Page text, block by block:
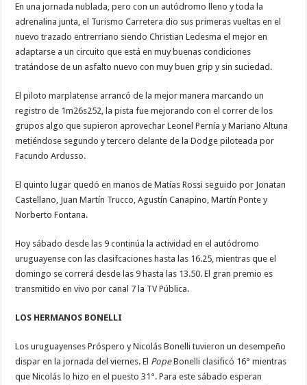
En una jornada nublada, pero con un autódromo lleno y toda la
adrenalina junta, el Turismo Carretera dio sus primeras vueltas en el
nuevo trazado entrerriano siendo Christian Ledesma el mejor en
adaptarse a un circuito que está en muy buenas condiciones
tratándose de un asfalto nuevo con muy buen grip y sin suciedad.
El piloto marplatense arrancó de la mejor manera marcando un
registro de 1m26s252, la pista fue mejorando con el correr de los
grupos algo que supieron aprovechar Leonel Pernía y Mariano Altuna
metiéndose segundo y tercero delante de la Dodge piloteada por
Facundo Ardusso.
El quinto lugar quedó en manos de Matías Rossi seguido por Jonatan
Castellano, Juan Martín Trucco, Agustín Canapino, Martín Ponte y
Norberto Fontana.
Hoy sábado desde las 9 continúa la actividad en el autódromo
uruguayense con las clasifcaciones hasta las 16.25, mientras que el
domingo se correrá desde las 9 hasta las 13.50. El gran premio es
transmitido en vivo por canal 7 la TV Pública.
LOS HERMANOS BONELLI
Los uruguayenses Próspero y Nicolás Bonelli tuvieron un desempeño
dispar en la jornada del viernes. El PopeBonelli clasificó 16° mientras
que Nicolás lo hizo en el puesto 31°. Para este sábado esperan